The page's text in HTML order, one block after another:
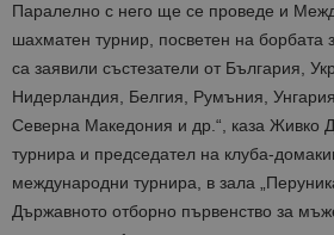
Паралелно с него ще се проведе и
шахматен турнир, посветен на борбата
са заявили състезатели от България,
Нидерландия, Белгия, Румъния,
Северна Македония и др.“, каза Живко
турнира и председател на клуба-
международни турнира, в зала
Държавното отборно първенство за